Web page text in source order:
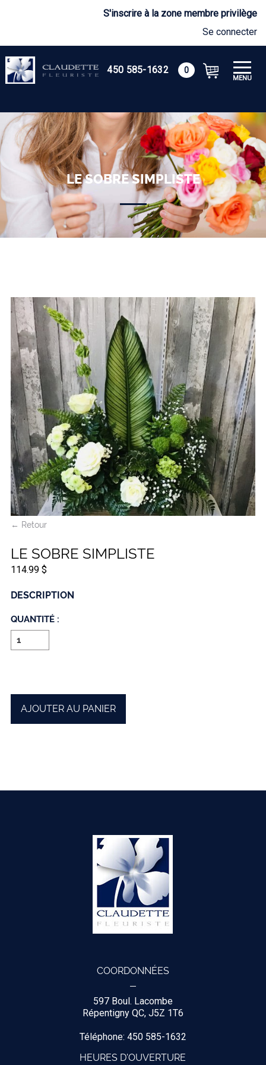
S'inscrire à la zone membre privilège
Se connecter
450 585-1632 0
LE SOBRE SIMPLISTE
MENU
← Retour
LE SOBRE SIMPLISTE
114.99 $
DESCRIPTION
QUANTITÉ :
AJOUTER AU PANIER
COORDONNÉES
597 Boul. Lacombe
Répentigny QC, J5Z 1T6
Téléphone: 450 585-1632
HEURES D'OUVERTURE